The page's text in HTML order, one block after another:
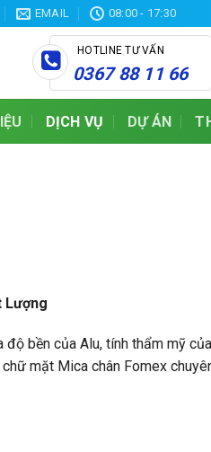
EMAIL 08:00 - 17:30
HOTLINE TƯ VẤN
0367 88 11 66
DỊCH VỤ DỰ ÁN
Lượng
bền của Alu, tính thẩm mỹ của
mặt Mica chân Fomex